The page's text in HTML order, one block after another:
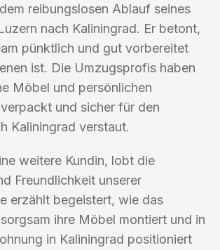
reibungslosen Ablauf seines
nach Kaliningrad. Er betont,
pünktlich und gut vorbereitet
ist. Die Umzugsprofis haben
Möbel und persönlichen
und sicher für den
Kaliningrad verstaut.
weitere Kundin, lobt die
Freundlichkeit unserer
erzählt begeistert, wie das
ihre Möbel montiert und in
in Kaliningrad positioniert